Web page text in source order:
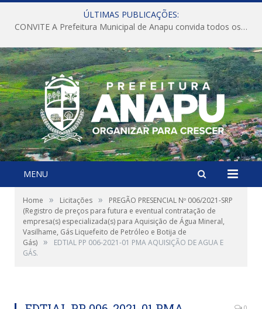
ÚLTIMAS PUBLICAÇÕES:
CONVITE A Prefeitura Municipal de Anapu convida todos os servidores públicos municipais para participarem da Audiência Pública de discussão da Lei de Diretrizes Orçamentárias (LDO), importante instrumento de planejamento das ações e investimentos da Administração Pública para o próximo exercício financeiro.
MENU
Home » Licitações »
PREGÃO PRESENCIAL Nº 006/2021-SRP
(Registro de preços para futura e eventual contratação de
empresa(s) especializada(s) para Aquisição de Água Mineral,
Vasilhame, Gás Liquefeito de Petróleo e Botija de
Gás) »
EDTIAL PP 006-2021-01 PMA AQUISIÇÃO DE AGUA E
GÁS.